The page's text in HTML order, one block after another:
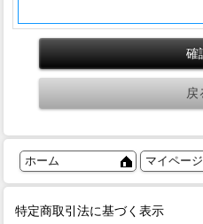
ホーム マイページ
特定商取引法に基づく表示